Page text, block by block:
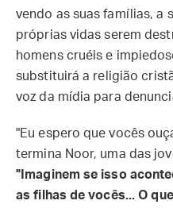
vendo as suas famílias, a
próprias vidas serem
homens cruéis e
substituirá a religião
voz da mídia para
"Eu espero que vocês
termina Noor, uma das
"Imaginem se isso
as filhas de vocês... O